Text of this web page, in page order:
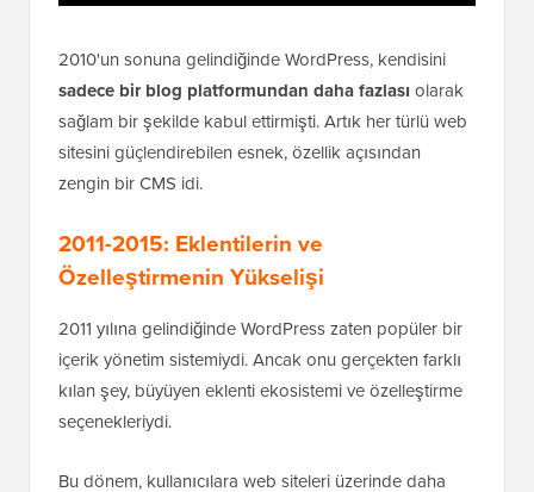
2010'un sonuna gelindiğinde WordPress, kendisini
sadece bir blog platformundan daha fazlası olarak
sağlam bir şekilde kabul ettirmişti. Artık her türlü web
sitesini güçlendirebilen esnek, özellik açısından
zengin bir CMS idi.
2011-2015: Eklentilerin ve
Özelleştirmenin Yükselişi
2011 yılına gelindiğinde WordPress zaten popüler bir
içerik yönetim sistemiydi. Ancak onu gerçekten farklı
kılan şey, büyüyen eklenti ekosistemi ve özelleştirme
seçenekleriydi.
Bu dönem, kullanıcılara web siteleri üzerinde daha